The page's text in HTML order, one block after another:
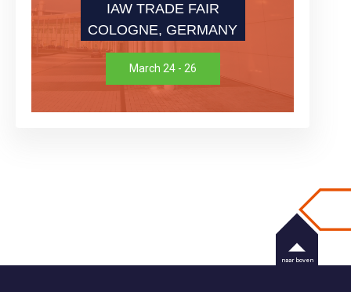
IAW TRADE FAIR
COLOGNE, GERMANY
March 24 - 26
naar boven